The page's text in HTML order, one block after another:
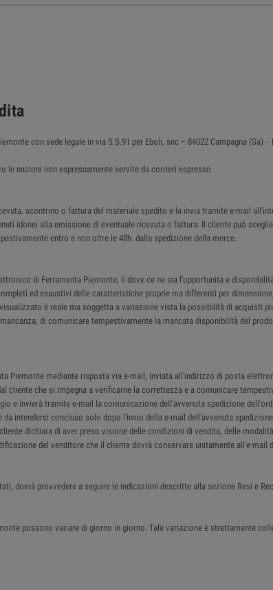
con sede legale in via S.S.91 per Eboli, snc – 84022 Campagna (Sa) -
nazioni non espressamente servite da corrieri espresso.
scontrino o fattura del materiale spedito e la invia tramite e-mail
idonei alla emissione di eventuale ricevuta o fattura. Il cliente può
entro e non oltre le 48h. dalla spedizione della merce.
di Ferramenta Piemonte, li dove ce ne sia l’opportunità e
ed esaustivi delle caratteristiche proprie ma differenti per
è reale ma soggetta a variazione vista la possibilità di
di comunicare tempestivamente la mancata disponibilità del
Piemonte mediante risposta via e-mail, inviata all'indirizzo di posta
che si impegna a verificarne la correttezza e a comunicare
e invierà tramite e-mail la comunicazione dell'avvenuta spedizione
intendersi concluso solo dopo l'invio della e-mail dell'avvenuta
dichiara di aver preso visione delle condizioni di vendita, delle
del venditore che il cliente dovrà conservare unitamente all'e-mail
dovrà provvedere a seguire le indicazioni descritte alla sezione Resi e
possono variare di giorno in giorno. Tale variazione è strettamente